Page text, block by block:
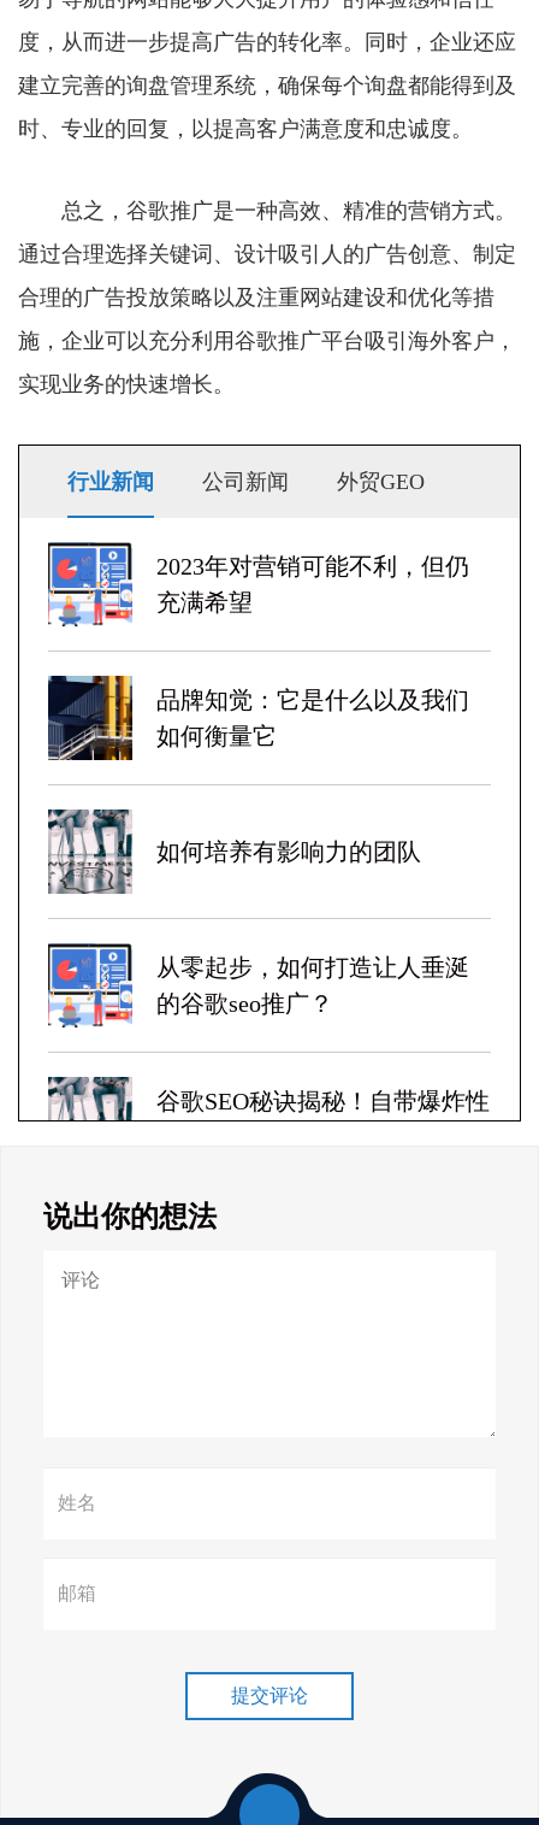
度，从而进一步提高广告的转化率。同时，企业还应
建立完善的询盘管理系统，确保每个询盘都能得到及
时、专业的回复，以提高客户满意度和忠诚度。
总之，谷歌推广是一种高效、精准的营销方式。
通过合理选择关键词、设计吸引人的广告创意、制定
合理的广告投放策略以及注重网站建设和优化等措
施，企业可以充分利用谷歌推广平台吸引海外客户，
实现业务的快速增长。
行业新闻 公司新闻 外贸GEO
2023年对营销可能不利，但仍
充满希望
品牌知觉：它是什么以及我们
如何衡量它
如何培养有影响力的团队
从零起步，如何打造让人垂涎
的谷歌seo推广？
谷歌SEO秘诀揭秘！自带爆炸性
Google SEO终极秘籍，一夜跻
巧介绍！
说出你的想法
提交评论